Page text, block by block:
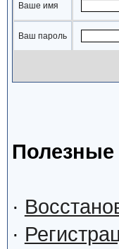
Ваше имя
Ваш пароль
·
·